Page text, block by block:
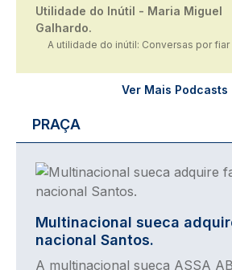
Utilidade do Inútil - Maria Miguel
Galhardo.
A utilidade do inútil: Conversas por fiar
Ver Mais Podcasts
PRAÇA
Imagem
Multinacional sueca
nacional Santos.
A multinacional sueca ASSA